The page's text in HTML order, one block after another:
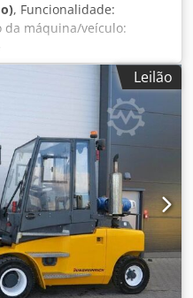
, Funcionalidade:
da máquina/veículo:
7.000 kg, altura de elevação:
, comprimento
de carga: 7.000 kg
total: 3.300 mm
DETALHES DA MÁQUINA
e peso Dimensões (C
Dsdpfszmwmlsx Ahvswa
Automática Pneus
traseiros: Superelástico
EQUIPAMENTO 3.º
Cabine fechada
para tubagens
Leilão